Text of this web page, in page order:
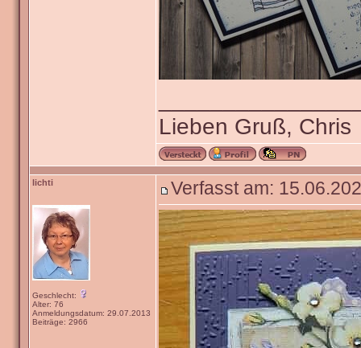
Lieben Gruß, Chris
lichti
Geschlecht:
Alter: 76
Anmeldungsdatum: 29.07.2013
Beiträge: 2966
Verfasst am: